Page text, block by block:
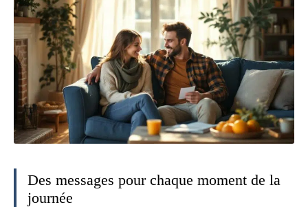
Des messages pour chaque moment de la
journée